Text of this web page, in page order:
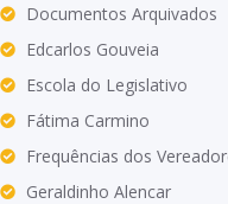
Documentos Arquivados
Edcarlos Gouveia
Escola do Legislativo
Fátima Carmino
Frequências dos
Geraldinho Alencar